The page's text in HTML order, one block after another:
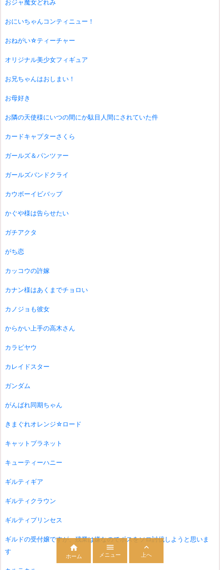
おジャ魔女どれみ
おにいちゃんコンティニュー！
おねがい☆ティーチャー
オリジナル美少女フィギュア
お兄ちゃんはおしまい！
お母好き
お隣の天使様にいつの間にか駄目人間にされていた件
カードキャプターさくら
ガールズ＆パンツァー
ガールズバンドクライ
カウボーイビバップ
かぐや様は告らせたい
ガチアクタ
がち恋
カッコウの許嫁
カナン様はあくまでチョロい
カノジョも彼女
からかい上手の高木さん
カラビヤウ
カレイドスター
ガンダム
がんばれ同期ちゃん
きまぐれオレンジ☆ロード
キャットプラネット
キューティーハニー
ギルティギア
ギルティクラウン
ギルティプリンセス
ギルドの受付嬢ですが、残業は嫌なのでボスをソロ討伐しようと思いま
す

ホーム

メニュー

上へ